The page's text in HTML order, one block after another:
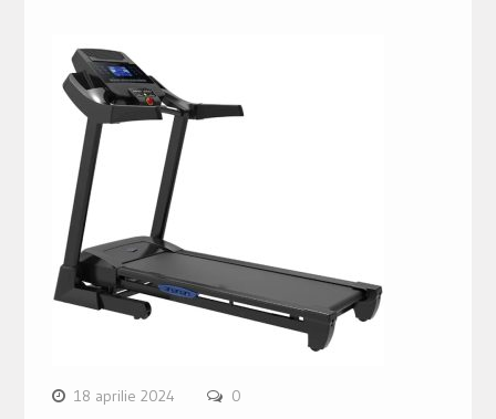
18 aprilie 2024 0